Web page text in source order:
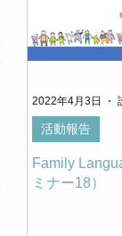
Family
ミナー18）
活動報告
2022年4月3日